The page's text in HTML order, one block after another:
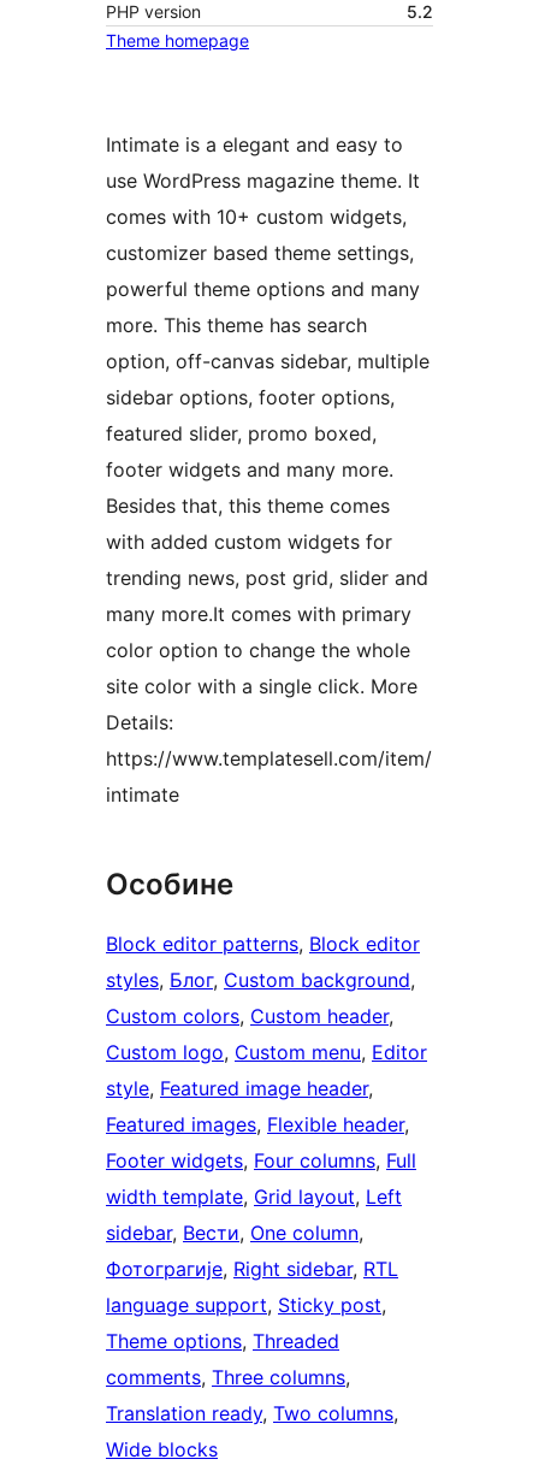
PHP version
5.2
Theme homepage
Intimate is a elegant and easy to
use WordPress magazine theme. It
comes with 10+ custom widgets,
customizer based theme settings,
powerful theme options and many
more. This theme has search
option, off-canvas sidebar, multiple
sidebar options, footer options,
featured slider, promo boxed,
footer widgets and many more.
Besides that, this theme comes
with added custom widgets for
trending news, post grid, slider and
many more.It comes with primary
color option to change the whole
site color with a single click. More
Details:
https://www.templatesell.com/item/
intimate
Особине
Block editor patterns, Block editor
styles, Блог, Custom background
Custom colors, Custom header
Custom logo, Custom menu, Editor
style, Featured image header
Featured images, Flexible header
Footer widgets, Four columns, Full
width template, Grid layout, Left
sidebar, Вести, One column
Фотограгије, Right sidebar, RTL
language support, Sticky post
Theme options, Threaded
comments, Three columns
Translation ready, Two columns
Wide blocks